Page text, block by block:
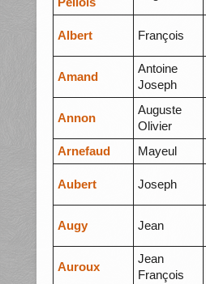
Albert François
Amand
Antoine
Joseph
Annon
Auguste
Olivier
Arnefaud Mayeul
Aubert Joseph
Augy Jean
Auroux
Jean
François